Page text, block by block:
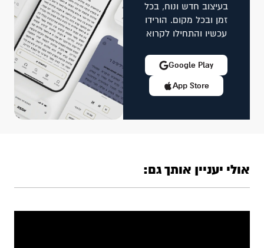
בעיצוב חדש ונוח, בכל
זמן ובכל מקום. הורידו
עכשיו והתחילו לקרוא
App Store
Google Play
אולי יעניין אותך גם: